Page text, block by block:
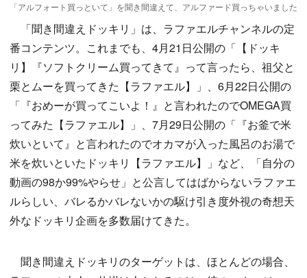
「アルフォート買っといて」を聞き間違えて、アルファード買っちゃいました
「聞き間違えドッキリ」は、ラファエルチャンネルの定
番コンテンツ。これまでも、4月21日公開の「【ドッキ
リ】『ソフトクリーム買ってきて』って言ったら、祖父と
栗とムーを買ってきた【ラファエル】」、6月22日公開の
「『おめーが買ってこいよ！』と言われたのでOMEGA買
ってみた【ラファエル】」、7月29日公開の「『お釜で米
炊いといて』と言われたのでオカマが入った風呂のお湯で
米を炊いといたドッキリ【ラファエル】」など、「自分の
動画の98か99%やらせ」と公言してはばからないラファエ
ルらしい、バレるかバレないかの駆け引き度外視の奇想天
外なドッキリ企画を多数届けてきた。
聞き間違えドッキリのターゲットは、ほとんどの場合、